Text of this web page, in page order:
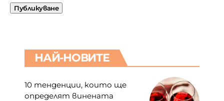
НАЙ-НОВИТЕ
10 тенденции, които ще
определят винената